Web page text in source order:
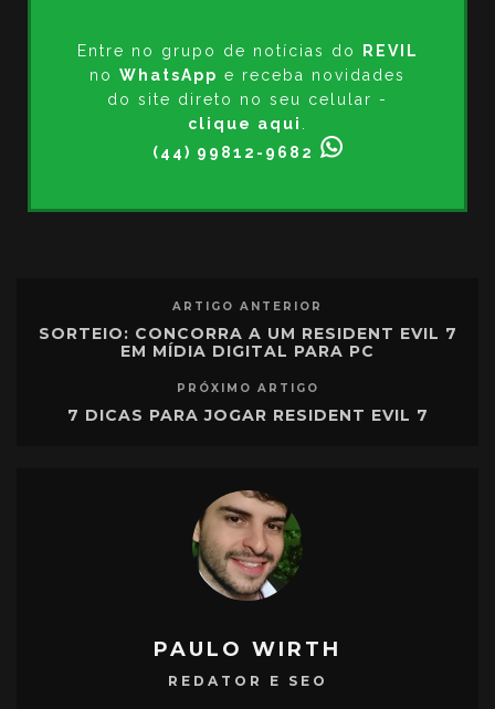
Entre no grupo de notícias do
REVIL
no WhatsApp e receba novidades
do site direto no seu celular -
clique aqui
(44) 99812-9682
ARTIGO ANTERIOR
SORTEIO: CONCORRA A UM RESIDENT EVIL 7
EM MÍDIA DIGITAL PARA PC
PRÓXIMO ARTIGO
7 DICAS PARA JOGAR RESIDENT EVIL 7
PAULO WIRTH
REDATOR E SEO